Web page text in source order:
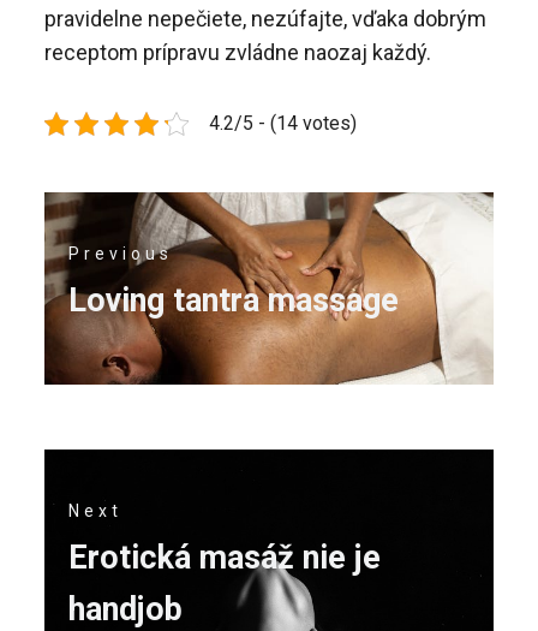
pravidelne nepečiete, nezúfajte, vďaka dobrým
receptom prípravu zvládne naozaj každý.
4.2/5 - (14 votes)
Navigace
pro
příspěvek
Previous
Previous
post:
Loving tantra massage
Next
Next
Erotická masáž nie je
handjob